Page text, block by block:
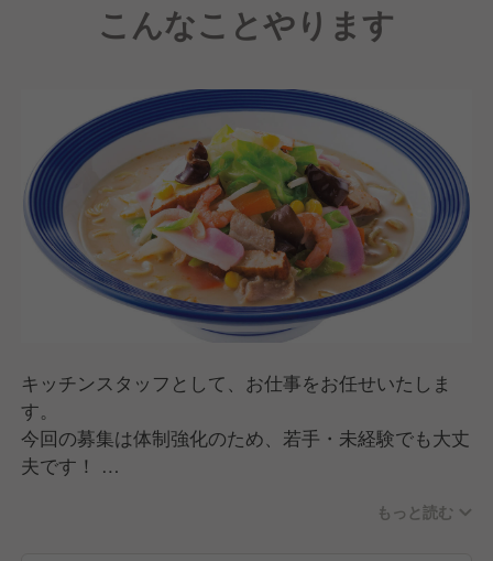
経営している会社は設立して70年以上経ちますが、既
存店のブラッシュアップや新店の計画などまだまだや
こんなことやります
キッチンスタッフとして、お仕事をお任せいたしま
す。
今回の募集は体制強化のため、若手・未経験でも大丈
夫です！
仕事内容はフードコート内の店舗ですのでレジなどの
もっと読む